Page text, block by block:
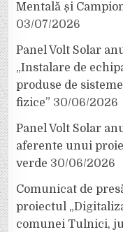
Mentală și
03/07/2026
Panel Volt Solar
„Instalare de
produse de
fizice” 30/06/2026
Panel Volt Solar
aferente unui
verde 30/06/2026
Comunicat de
proiectul
comunei Tulnici,